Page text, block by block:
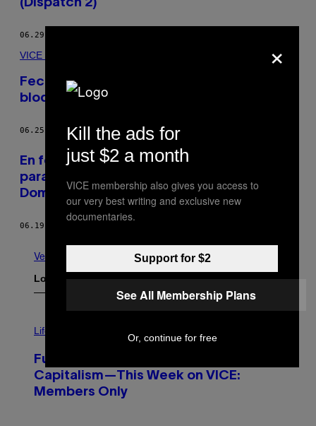
(Dispatch 2)
06.29.15
VICE World News
Fecha límite para obtener la ciudadanía: el
bloqueo dominicano (Dispatch 1)
06.25.15 PORVICE NEWS
​​En fotos: indignación por la fecha límite
para la deportación en República
Dominicana​
06.19.15
Ver todo
Lo más reciente
M
E
:
N
I
Life
Fully-Automated Luxury Space
Capitalism—This Week on VICE:
Members Only
×
Kill the ads for
just $2 a month
VICE membership also gives you access to
our very best writing and exclusive new
documentaries.
Support for $2
See All Membership Plans
Or, continue for free